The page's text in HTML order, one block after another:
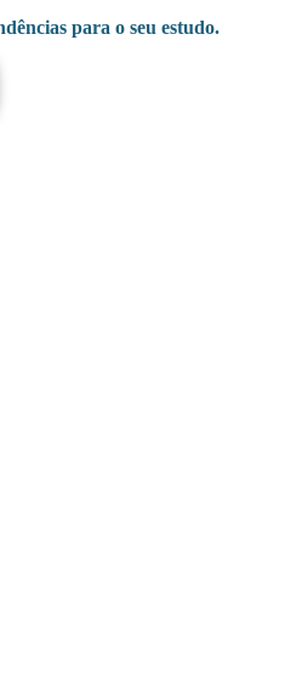
para o seu estudo.